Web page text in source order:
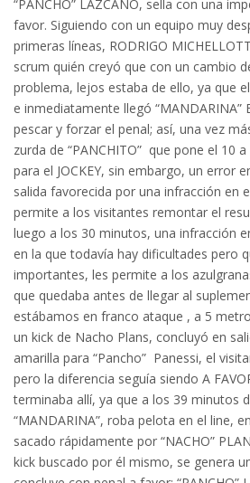
“PANCHO” LAZCANO, sella con una
favor. Siguiendo con un equipo muy
primeras líneas, RODRIGO
scrum quién creyó que con un cambio
problema, lejos estaba de ello, ya que
e inmediatamente llegó “MANDARINA”
pescar y forzar el penal; así, una vez
zurda de “PANCHITO” que pone el 10
para el JOCKEY, sin embargo, un error
salida favorecida por una infracción en
permite a los visitantes remontar el
luego a los 30 minutos, una infracción
en la que todavía hay dificultades pero
importantes, les permite a los
que quedaba antes de llegar al
estábamos en franco ataque , a 5
un kick de Nacho Plans, concluyó en
amarilla para “Pancho” Panessi, el
pero la diferencia seguía siendo A
terminaba allí, ya que a los 39 minutos
“MANDARINA”, roba pelota en el line,
sacado rápidamente por “NACHO”
kick buscado por él mismo, se genera